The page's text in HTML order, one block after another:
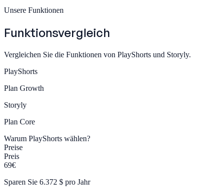
Unsere Funktionen
Funktionsvergleich
Vergleichen Sie die Funktionen von PlayShorts und Storyly.
PlayShorts
Plan Growth
Storyly
Plan Core
Warum PlayShorts wählen?
Preise
Preis
69€
Sparen Sie 6.372 $ pro Jahr